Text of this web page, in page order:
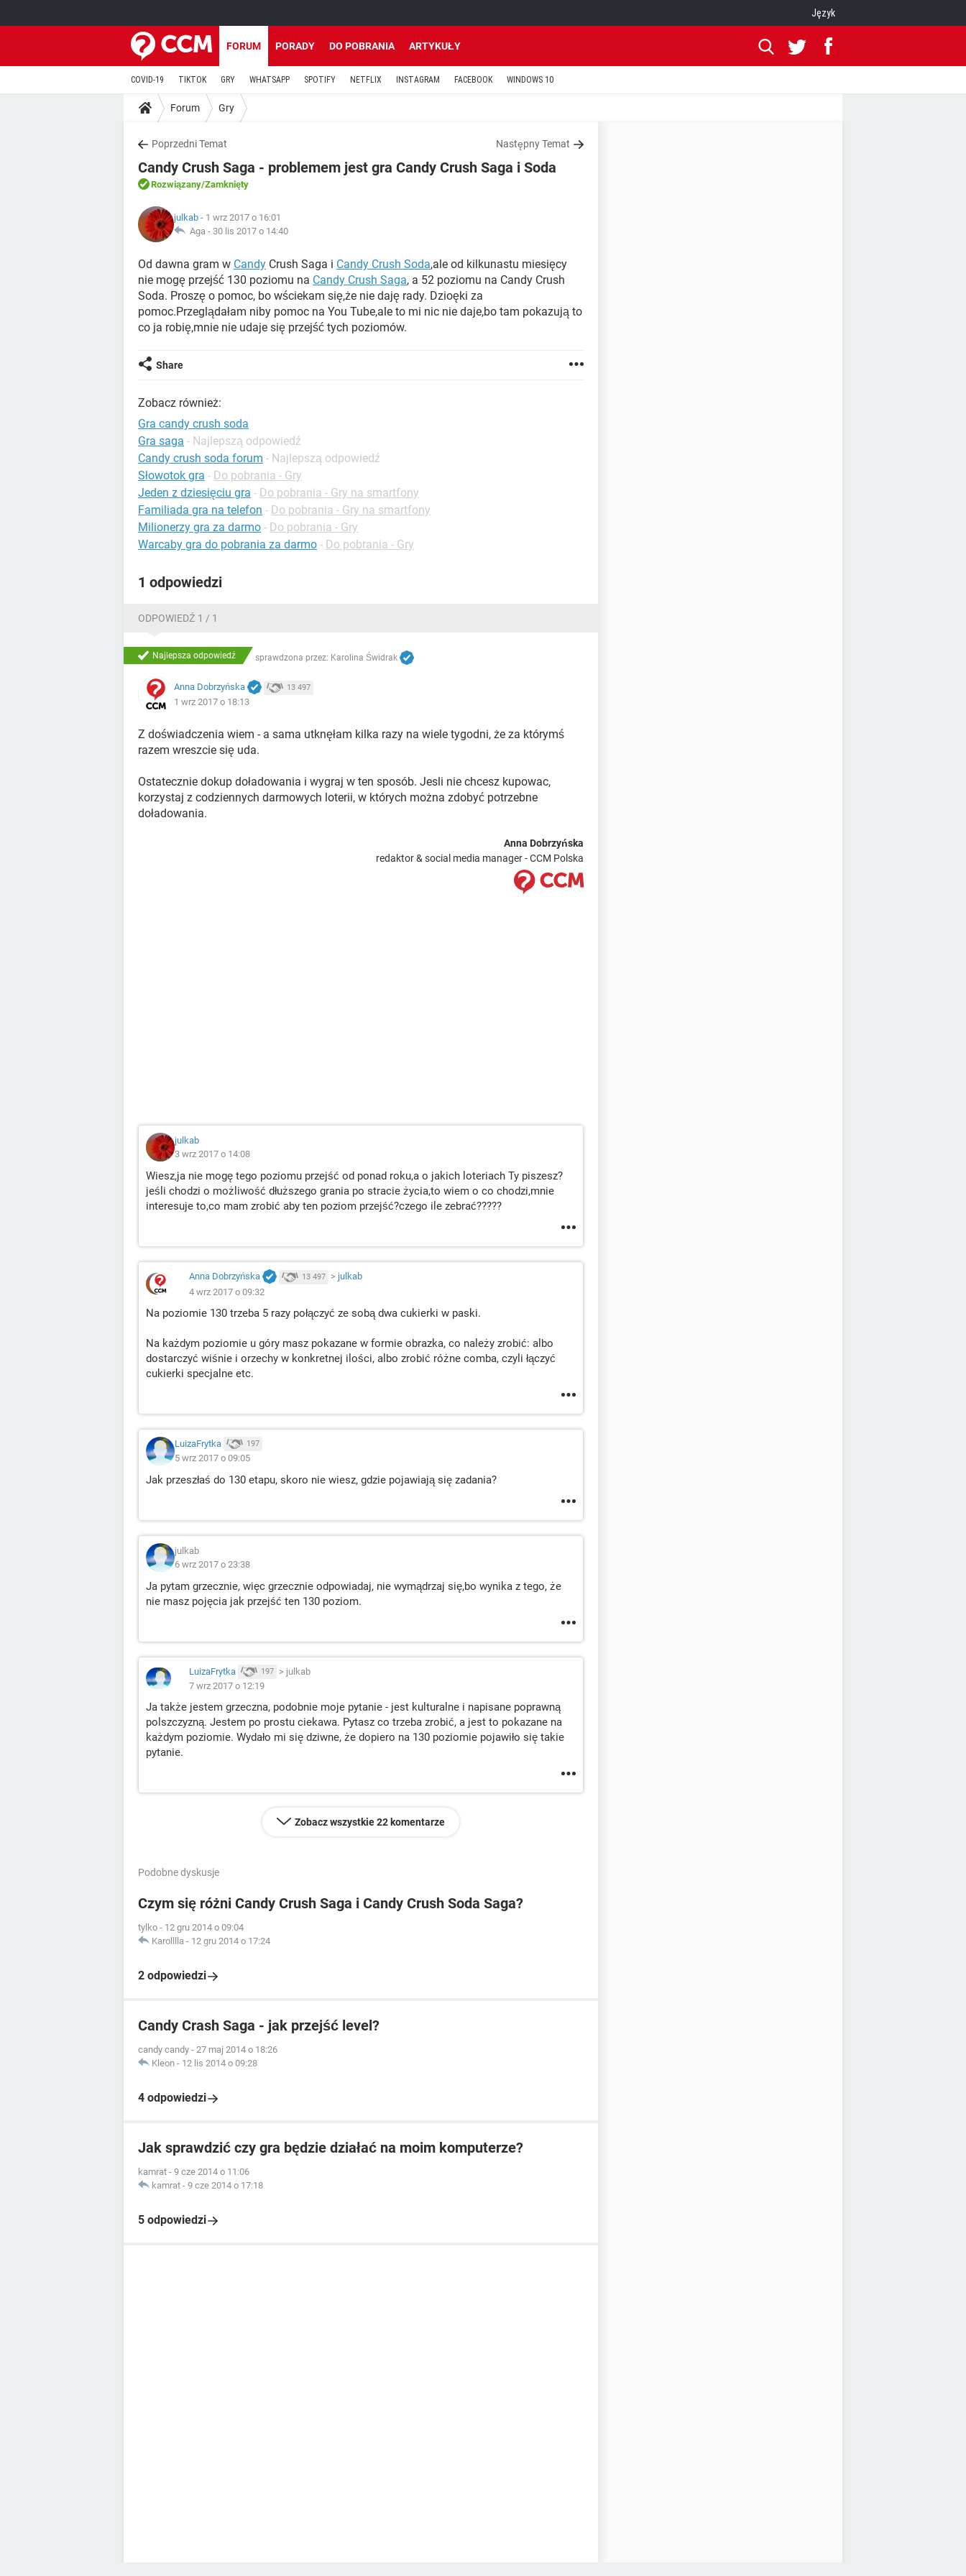
Język
FORUM PORADY DO POBRANIA ARTYKUŁY
COVID-19 TIKTOK GRY WHATSAPP SPOTIFY NETFLIX INSTAGRAM FACEBOOK WINDOWS 10
Forum Gry
Poprzedni Temat Następny Temat
Candy Crush Saga - problemem jest gra Candy Crush Saga i Soda
Rozwiązany/Zamknięty
julkab - 1 wrz 2017 o 16:01
Aga - 30 lis 2017 o 14:40
Od dawna gram w Candy Crush Saga i Candy Crush Soda,ale od kilkunastu miesięcy
nie mogę przejść 130 poziomu na Candy Crush Saga, a 52 poziomu na Candy Crush
Soda. Proszę o pomoc, bo wściekam się,że nie daję rady. Dzioęki za
pomoc.Przeglądałam niby pomoc na You Tube,ale to mi nic nie daje,bo tam pokazują to
co ja robię,mnie nie udaje się przejść tych poziomów.
Share
Zobacz również:
Gra candy crush soda
Gra saga - Najlepszą odpowiedź
Candy crush soda forum - Najlepszą odpowiedź
Słowotok gra - Do pobrania - Gry
Jeden z dziesięciu gra - Do pobrania - Gry na smartfony
Familiada gra na telefon - Do pobrania - Gry na smartfony
Milionerzy gra za darmo - Do pobrania - Gry
Warcaby gra do pobrania za darmo - Do pobrania - Gry
1 odpowiedzi
ODPOWIEDŹ 1 / 1
Najlepsza odpowiedź sprawdzona przez: Karolina Świdrak
Anna Dobrzyńska 13 497
1 wrz 2017 o 18:13
Z doświadczenia wiem - a sama utknęłam kilka razy na wiele tygodni, że za którymś
razem wreszcie się uda.
Ostatecznie dokup doładowania i wygraj w ten sposób. Jesli nie chcesz kupowac,
korzystaj z codziennych darmowych loterii, w których można zdobyć potrzebne
doładowania.
Anna Dobrzyńska
redaktor & social media manager - CCM Polska
julkab
3 wrz 2017 o 14:08
Wiesz,ja nie mogę tego poziomu przejść od ponad roku,a o jakich loteriach Ty piszesz?
jeśli chodzi o możliwość dłuższego grania po stracie życia,to wiem o co chodzi,mnie
interesuje to,co mam zrobić aby ten poziom przejść?czego ile zebrać?????
Anna Dobrzyńska 13 497 > julkab
4 wrz 2017 o 09:32
Na poziomie 130 trzeba 5 razy połączyć ze sobą dwa cukierki w paski.
Na każdym poziomie u góry masz pokazane w formie obrazka, co należy zrobić: albo
dostarczyć wiśnie i orzechy w konkretnej ilości, albo zrobić różne comba, czyli łączyć
cukierki specjalne etc.
LuizaFrytka 197
5 wrz 2017 o 09:05
Jak przeszłaś do 130 etapu, skoro nie wiesz, gdzie pojawiają się zadania?
julkab
6 wrz 2017 o 23:38
Ja pytam grzecznie, więc grzecznie odpowiadaj, nie wymądrzaj się,bo wynika z tego, że
nie masz pojęcia jak przejść ten 130 poziom.
LuizaFrytka 197 > julkab
7 wrz 2017 o 12:19
Ja także jestem grzeczna, podobnie moje pytanie - jest kulturalne i napisane poprawną
polszczyzną. Jestem po prostu ciekawa. Pytasz co trzeba zrobić, a jest to pokazane na
każdym poziomie. Wydało mi się dziwne, że dopiero na 130 poziomie pojawiło się takie
pytanie.
Zobacz wszystkie 22 komentarze
Podobne dyskusje
Czym się różni Candy Crush Saga i Candy Crush Soda Saga?
tylko - 12 gru 2014 o 09:04
Karolllla - 12 gru 2014 o 17:24
2 odpowiedzi
Candy Crash Saga - jak przejść level?
candy candy - 27 maj 2014 o 18:26
Kleon - 12 lis 2014 o 09:28
4 odpowiedzi
Jak sprawdzić czy gra będzie działać na moim komputerze?
kamrat - 9 cze 2014 o 11:06
kamrat - 9 cze 2014 o 17:18
5 odpowiedzi